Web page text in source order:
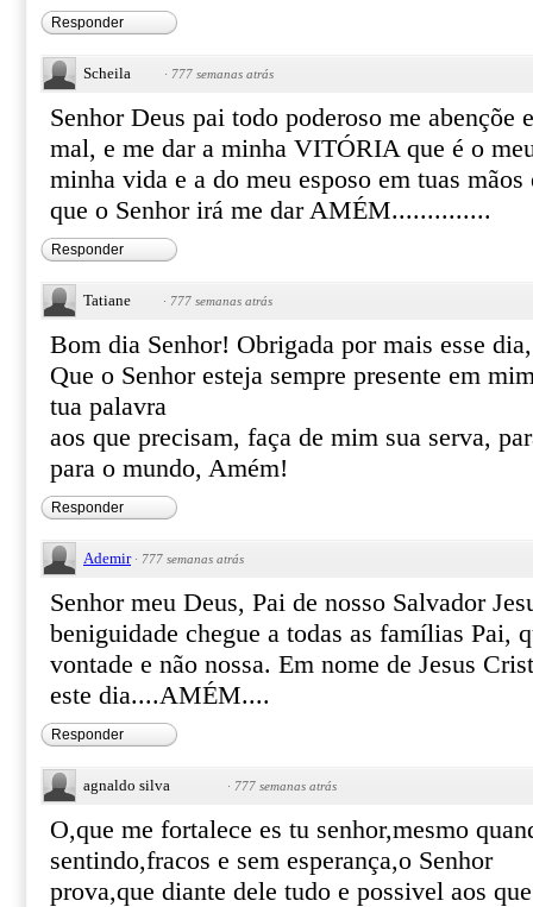
Responder
Scheila · 777 semanas atrás
Senhor Deus pai todo poderoso me abençõe
mal, e me dar a minha VITÓRIA que é o
minha vida e a do meu esposo em tuas
que o Senhor irá me dar AMÉM..............
Responder
Tatiane · 777 semanas atrás
Bom dia Senhor! Obrigada por mais esse
Que o Senhor esteja sempre presente em
tua palavra
aos que precisam, faça de mim sua serva,
para o mundo, Amém!
Responder
Ademir · 777 semanas atrás
Senhor meu Deus, Pai de nosso Salvador
beniguidade chegue a todas as famílias Pai,
vontade e não nossa. Em nome de Jesus
este dia....AMÉM....
Responder
agnaldo silva · 777 semanas atrás
O,que me fortalece es tu senhor,mesmo
sentindo,fracos e sem esperança,o Senhor
prova,que diante dele tudo e possivel aos